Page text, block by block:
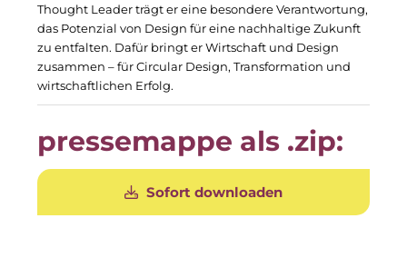
Hallberger Kultursommer
Hausbank München
HERZOG MAX
Hotel Königshof München GmbH & Co. KG
IGENUS Immobilien
Initiative Central Quartier
Thought Leader trägt er eine besondere Verantwortung,
das Potenzial von Design für eine nachhaltige Zukunft
zu entfalten. Dafür bringt er Wirtschaft und Design
zusammen – für Circular Design, Transformation und
wirtschaftlichen Erfolg.
pressemappe als .zip:
Sofort downloaden